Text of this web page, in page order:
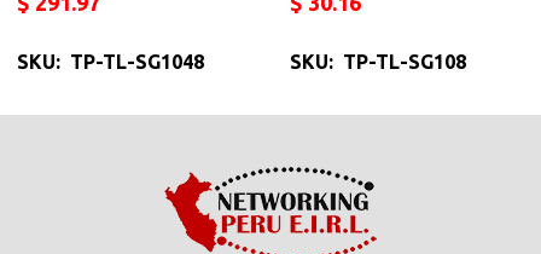
SKU: TP-TL-SG1048 SKU: TP-TL-SG108